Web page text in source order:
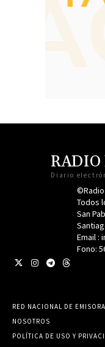
RADIO
Diario
©Radio
Todos
San
Email :
Fono:
RED NACIONAL DE
NOSOTROS
POLÍTICA DE USO Y